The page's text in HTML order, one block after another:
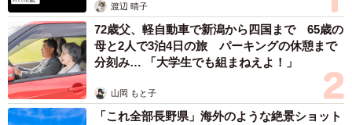
— リットル（丸岡しょうへい）@商業本出ます (@999cc)
May 31, 2026
リットルさんに聞きました。
――写真はどこで撮影されたのでしょうか？
渡辺 晴子
72歳父、軽自動車で新潟から四国まで 65歳の
母と2人で3泊4日の旅 パーキングの休憩まで
分刻み… 「大学生でも組まねえよ！」
山岡 もと子
「これ全部長野県」海外のような絶景ショット